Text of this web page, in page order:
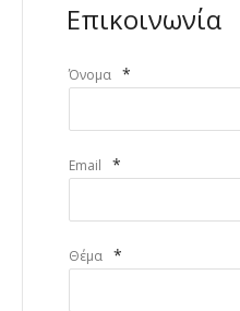
Επικοινωνία
Όνομα *
Email *
Θέμα *